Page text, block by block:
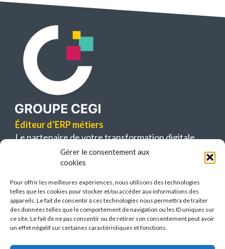
Gérer le consentement aux
cookies
Pour offrir les meilleures expériences, nous utilisons des technologies
telles que les cookies pour stocker et/ou accéder aux informations des
appareils. Le fait de consentir à ces technologies nous permettra de traiter
des données telles que le comportement de navigation ou les ID uniques sur
ce site. Le fait de ne pas consentir ou de retirer son consentement peut avoir
un effet négatif sur certaines caractéristiques et fonctions.
Éditeur d’ERP métiers
Le partenaire de votre transformation digitale
63 bis, boulevard Bessières